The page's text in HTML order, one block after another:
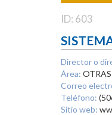
ID: 603
Director o
Área:
Correo
Teléfono:
Sitio web: